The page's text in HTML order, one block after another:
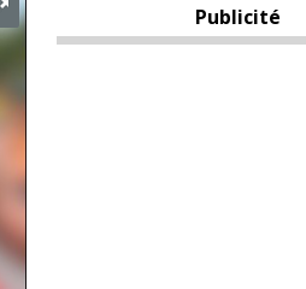
Publicité